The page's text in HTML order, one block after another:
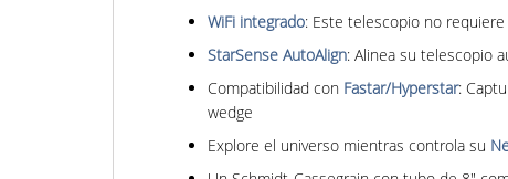
WiFi integrado: Este telescopio no
StarSense AutoAlign: Alinea su telescopio
Compatibilidad con Fastar/Hyperstar:
wedge
Explore el universo mientras controla su